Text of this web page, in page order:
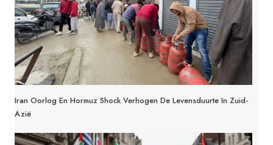
Iran Oorlog En Hormuz Shock Verhogen De Levensduurte In Zuid-
Azië